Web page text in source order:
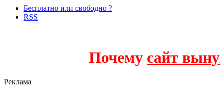
Бесплатно или свободно ?
RSS
Почему сайт
Реклама